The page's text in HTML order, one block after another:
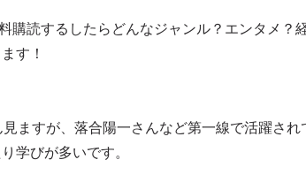
購読するしたらどんなジャンル？エンタメ？
す！
ますが、落合陽一さんなど第一線で活躍され
学びが多いです。